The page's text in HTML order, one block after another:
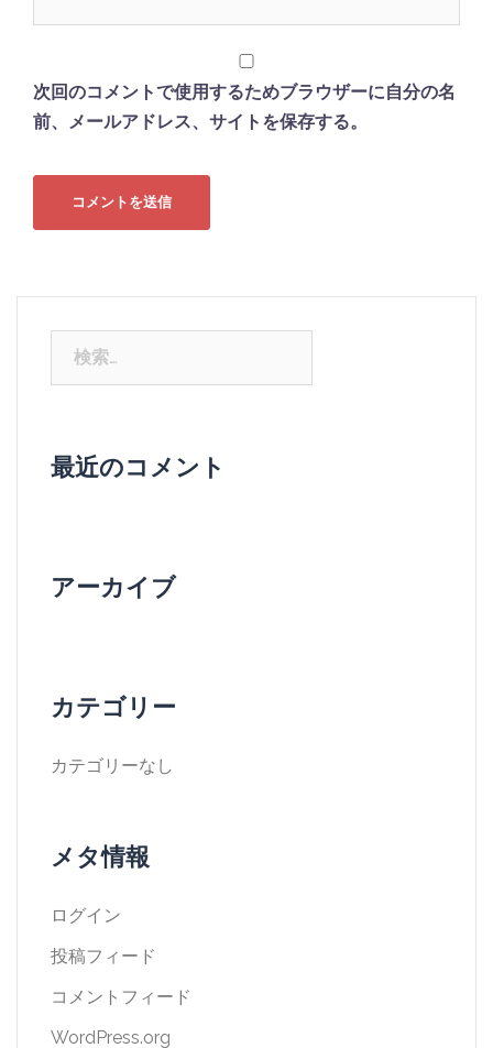
次回のコメントで使用するためブラウザーに自分の名
前、メールアドレス、サイトを保存する。
最近のコメント
アーカイブ
カテゴリー
カテゴリーなし
メタ情報
ログイン
投稿フィード
コメントフィード
WordPress.org